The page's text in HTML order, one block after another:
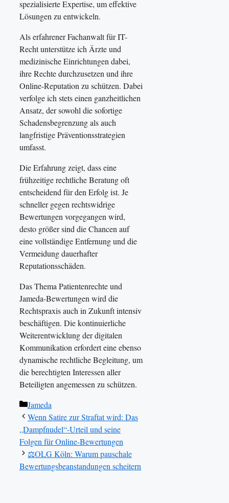
spezialisierte Expertise, um effektive
Lösungen zu entwickeln.
Als erfahrener Fachanwalt für IT-
Recht unterstütze ich Ärzte und
medizinische Einrichtungen dabei,
ihre Rechte durchzusetzen und ihre
Online-Reputation zu schützen. Dabei
verfolge ich stets einen ganzheitlichen
Ansatz, der sowohl die sofortige
Schadensbegrenzung als auch
langfristige Präventionsstrategien
umfasst.
Die Erfahrung zeigt, dass eine
frühzeitige rechtliche Beratung oft
entscheidend für den Erfolg ist. Je
schneller gegen rechtswidrige
Bewertungen vorgegangen wird,
desto größer sind die Chancen auf
eine vollständige Entfernung und die
Vermeidung dauerhafter
Reputationsschäden.
Das Thema Patientenrechte und
Jameda-Bewertungen wird die
Rechtspraxis auch in Zukunft intensiv
beschäftigen. Die kontinuierliche
Weiterentwicklung der digitalen
Kommunikation erfordert eine ebenso
dynamische rechtliche Begleitung, um
die berechtigten Interessen aller
Beteiligten angemessen zu schützen.
Kategorien
Jameda
Wenn Satire zur Straftat wird: Das
„Dampfnudel“-Urteil und seine
Folgen für Online-Bewertungen
⚖️OLG Köln: Warum pauschale
Bewertungsbeanstandungen scheitern